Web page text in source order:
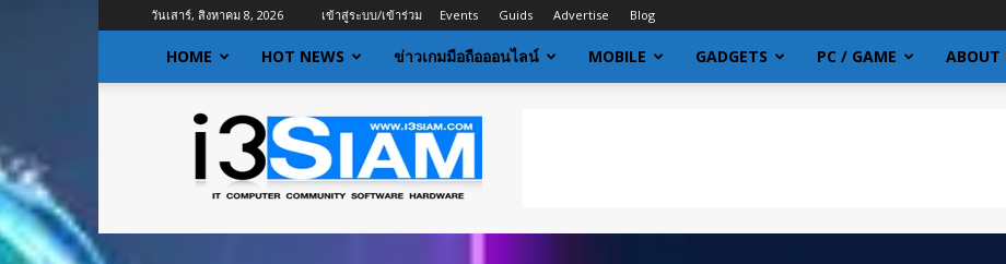
วันเสาร์, สิงหาคม 8, 2026 เข้าสู่ระบบ/เข้าร่วม Events Guids Advertise Blog
HOME HOT NEWS ข่าวเกมมือถือออนไลน์ MOBILE GADGETS PC / GAME ABOUT
I3siam
ข่าว
ไอที
ข้อมูล